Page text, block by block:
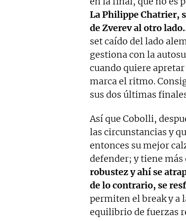
La Philippe Chatrier,
de Zverev al otro
set caído del lado
gestiona con la
cuando quiere
marca el ritmo.
sus dos últimas
Así que Cobolli,
las circunstancias y
entonces su mejor
defender; y tiene
robustez y ahí se
de lo contrario, se
permiten el break y a
equilibrio de fuerzas